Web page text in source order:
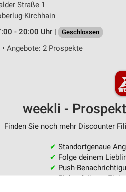
Straße 1
Kirchhain
- 20:00 Uhr |
Geschlossen
• Angebote: 2 Prospekte
weekli -
Finden Sie noch mehr Discounter
✔ Standortgenaue
✔ Folge deinem
✔ Push-
✔Einkaufsliste -